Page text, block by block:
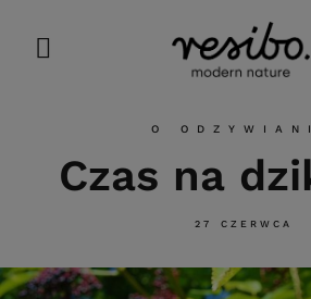
O
Czas na
27 CZERWCA